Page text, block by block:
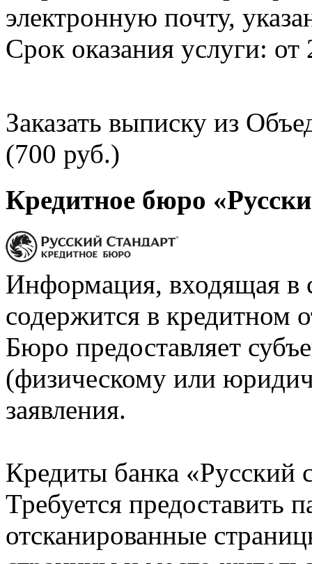
электронную почту,
Срок оказания услуги: от
Заказать выписку из
(700 руб.)
Кредитное бюро
Информация, входящая в
содержится в кредитном
Бюро предоставляет
(физическому или
заявления.
Кредиты банка «Русский
Требуется предоставить
отсканированные